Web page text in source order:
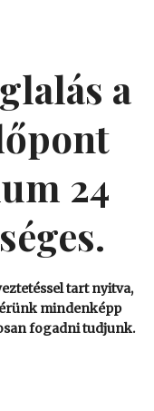
a
24
tart nyitva,
mindenképp
fogadni tudjunk.